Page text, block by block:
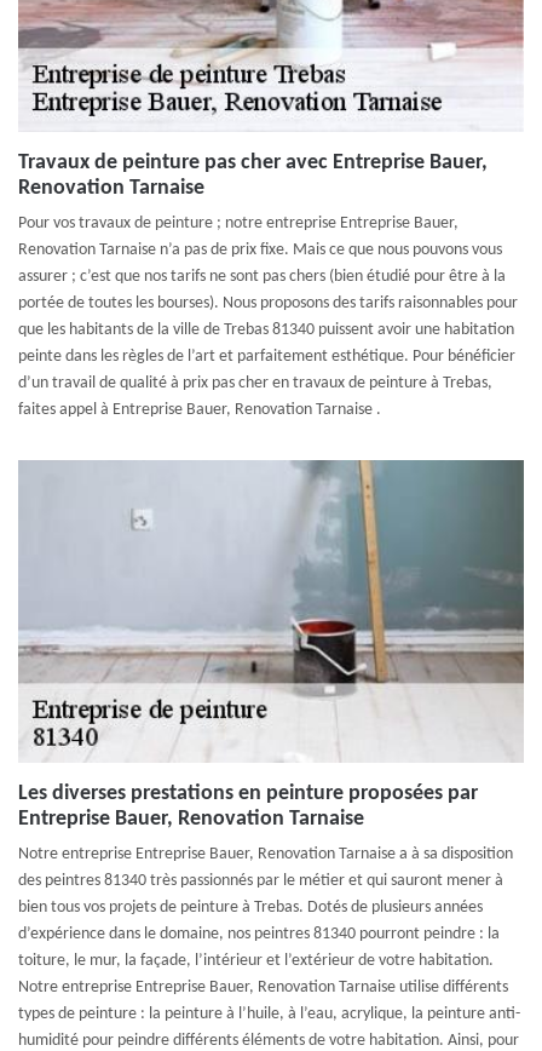
Travaux de peinture pas cher avec Entreprise Bauer,
Renovation Tarnaise
Pour vos travaux de peinture ; notre entreprise Entreprise Bauer,
Renovation Tarnaise n’a pas de prix fixe. Mais ce que nous pouvons vous
assurer ; c’est que nos tarifs ne sont pas chers (bien étudié pour être à la
portée de toutes les bourses). Nous proposons des tarifs raisonnables pour
que les habitants de la ville de Trebas 81340 puissent avoir une habitation
peinte dans les règles de l’art et parfaitement esthétique. Pour bénéficier
d’un travail de qualité à prix pas cher en travaux de peinture à Trebas,
faites appel à Entreprise Bauer, Renovation Tarnaise .
Les diverses prestations en peinture proposées par
Entreprise Bauer, Renovation Tarnaise
Notre entreprise Entreprise Bauer, Renovation Tarnaise a à sa disposition
des peintres 81340 très passionnés par le métier et qui sauront mener à
bien tous vos projets de peinture à Trebas. Dotés de plusieurs années
d’expérience dans le domaine, nos peintres 81340 pourront peindre : la
toiture, le mur, la façade, l’intérieur et l’extérieur de votre habitation.
Notre entreprise Entreprise Bauer, Renovation Tarnaise utilise différents
types de peinture : la peinture à l’huile, à l’eau, acrylique, la peinture anti-
humidité pour peindre différents éléments de votre habitation. Ainsi, pour